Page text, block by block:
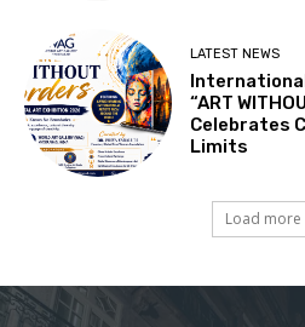
LATEST NEWS
“ART
Celebrates
Limits
Load more